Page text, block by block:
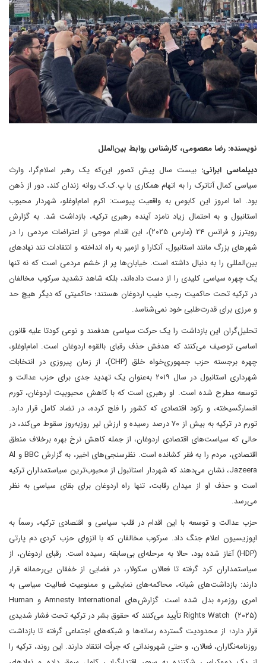
نویسنده: رضا معصومی، کارشناس روابط بین‌الملل
دیپلماسی ایرانی:بیست سال پیش تصور این‌که یک رهبر اسلام‌گرا، وارث
سیاسی کمال آتاترک را به اتهام همکاری با پ.ک.ک روانه زندان کند، دور از ذهن
بود. اما امروز این کابوس به واقعیت پیوست: اکرم امام‌اوغلو، شهردار محبوب
استانبول و به احتمال زیاد نامزد آینده رهبری ترکیه، بازداشت شد. به گزارش
رویترز و فرانس ۲۴ (مارس ۲۰۲۵)، این اقدام موجی از اعتراضات مردمی را در
شهرهای بزرگ مانند استانبول، آنکارا و ازمیر به راه انداخته و انتقادات تند نهادهای
بین‌المللی را به دنبال داشته است. خیابان‌ها پر از خشم مردمی است که نه تنها
یک چهره سیاسی کلیدی را از دست داده‌اند، بلکه شاهد تشدید سرکوب مخالفان
در ترکیه تحت حاکمیت رجب طیب اردوغان هستند؛ حاکمیتی که دیگر هیچ حد
و مرزی برای قدرت‌طلبی خود نمی‌شناسد.
تحلیل‌گران این بازداشت را یک حرکت سیاسی هدفمند و نوعی کودتا علیه قانون
اساسی توصیف می‌کنند که هدفش حذف رقبای بالقوه اردوغان است. امام‌اوغلو،
چهره برجسته حزب جمهوری‌خواه خلق (CHP)، از زمان پیروزی در انتخابات
شهرداری استانبول در سال ۲۰۱۹ به‌عنوان یک تهدید جدی برای حزب عدالت و
توسعه مطرح شده است. او رهبری است که با کاهش محبوبیت اردوغان، تورم
افسارگسیخته، و رکود اقتصادی که کشور را فلج کرده، در تضاد کامل قرار دارد.
تورم در ترکیه به بیش از ۷۰ درصد رسیده و ارزش لیر روزبه‌روز سقوط می‌کند، در
حالی که سیاست‌های اقتصادی اردوغان، از جمله کاهش نرخ بهره برخلاف منطق
اقتصادی، مردم را به فقر کشانده است. نظرسنجی‌های اخیر، به گزارش BBC و Al
Jazeera، نشان می‌دهند که شهردار استانبول از محبوب‌ترین سیاستمداران ترکیه
است و حذف او از میدان رقابت، تنها راه اردوغان برای بقای سیاسی به نظر
می‌رسد.
حزب عدالت و توسعه با این اقدام در قلب سیاسی و اقتصادی ترکیه، رسماً به
اپوزیسیون اعلام جنگ داد. سرکوب مخالفان که با انزوای حزب کردی دم پارتی
(HDP) آغاز شده بود، حالا به مرحله‌ای بی‌سابقه رسیده است. رقبای اردوغان، از
سیاستمداران کرد گرفته تا فعالان سکولار، در فضایی از خفقان بی‌رحمانه قرار
دارند: بازداشت‌های شبانه، محاکمه‌های نمایشی و ممنوعیت فعالیت سیاسی به
امری روزمره بدل شده است. گزارش‌های Amnesty International و Human
Rights Watch (۲۰۲۵) تأیید می‌کنند که حقوق بشر در ترکیه تحت فشار شدیدی
قرار دارد؛ از محدودیت گسترده رسانه‌ها و شبکه‌های اجتماعی گرفته تا بازداشت
روزنامه‌نگاران، فعالان، و حتی شهروندانی که جرأت انتقاد دارند. این روند، ترکیه را